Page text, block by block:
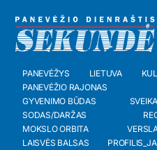
PANEVĖŽYS LIETUVA
PANEVĖŽIO RAJONAS
GYVENIMO BŪDAS
SODAS/DARŽAS
MOKSLO ORBITA
LAISVĖS BALSAS